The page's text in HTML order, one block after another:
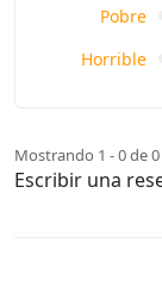
Pobre
Horrible
Mostrando 1 - 0 de
Escribir una